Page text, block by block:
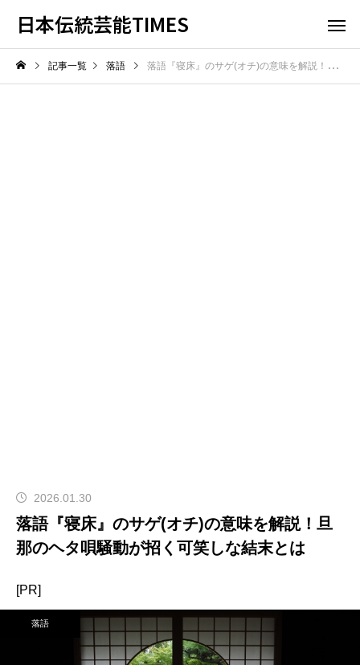
日本伝統芸能TIMES
記事一覧 落語 落語『寝床』のサゲ(オチ)の意味を解説！旦那のヘタ唄騒動が招く可笑しな結末とは
2026.01.30
落語『寝床』のサゲ(オチ)の意味を解説！旦
那のヘタ唄騒動が招く可笑しな結末とは
[PR]
落語